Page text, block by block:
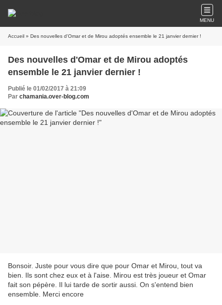
MENU
Accueil » Des nouvelles d'Omar et de Mirou adoptés ensemble le 21 janvier dernier !
Des nouvelles d'Omar et de Mirou adoptés
ensemble le 21 janvier dernier !
Publié le 01/02/2017 à 21:09
Par chamania.over-blog.com
Bonsoir. Juste pour vous dire que pour Omar et Mirou, tout va
bien. Ils sont chez eux et à l'aise. Mirou est très joueur et Omar
fait son pépère. Il lui tarde de sortir aussi. On s'entend bien
ensemble. Merci encore